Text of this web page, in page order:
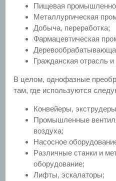
Пищевая
Металлургическая
Добыча, переработка;
Фармацевтическая
Гражданская отрасль и
В целом, однофазные
там, где используются
Конвейеры,
Промышленные
воздуха;
Насосное
Различные станки и
оборудование;
Лифты, эскалаторы;